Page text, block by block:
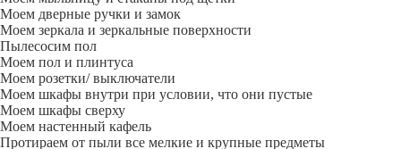
Моем дверные ручки и замок
Моем зеркала и зеркальные поверхности
Пылесосим пол
Моем пол и плинтуса
Моем розетки/ выключатели
Моем шкафы внутри при условии, что они пустые
Моем шкафы сверху
Моем настенный кафель
Протираем от пыли все мелкие и крупные предметы